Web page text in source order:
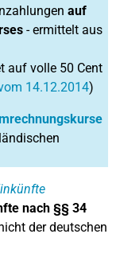
auf
- ermittelt aus
auf volle 50 Cent
14.12.2014)
nach §§ 34
der deutschen